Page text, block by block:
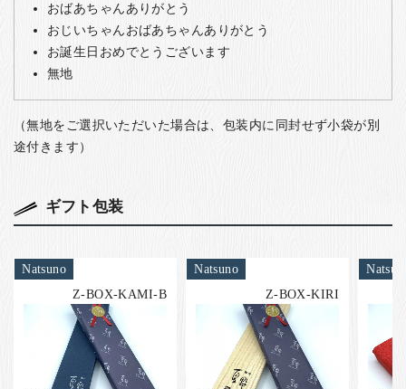
おばあちゃんありがとう
おじいちゃんおばあちゃんありがとう
お誕生日おめでとうございます
無地
（無地をご選択いただいた場合は、包装内に同封せず小袋が別
途付きます）
ギフト包装
Natsuno
Z-BOX-KAMI-B
Natsuno
Z-BOX-KIRI